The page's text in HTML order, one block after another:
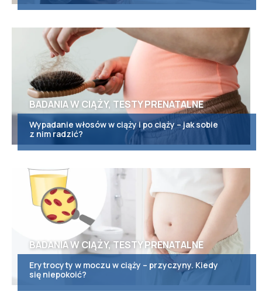
BADANIA W CIĄŻY, TESTY PRENATALNE
Wypadanie włosów w ciąży i po ciąży – jak sobie
z nim radzić?
BADANIA W CIĄŻY, TESTY PRENATALNE
Erytrocyty w moczu w ciąży – przyczyny. Kiedy
się niepokoić?